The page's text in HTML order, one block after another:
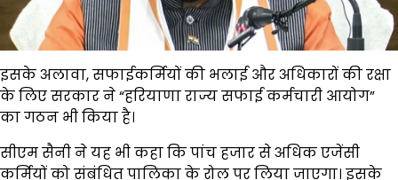
इसके अलावा, सफाईकर्मियों की भलाई और अधिकारों की रक्षा
के लिए सरकार ने “हरियाणा राज्य सफाई कर्मचारी आयोग”
का गठन भी किया है।
सीएम सैनी ने यह भी कहा कि पांच हजार से अधिक एजेंसी
कर्मियों को संबंधित पालिका के रोल पर लिया जाएगा। इसके